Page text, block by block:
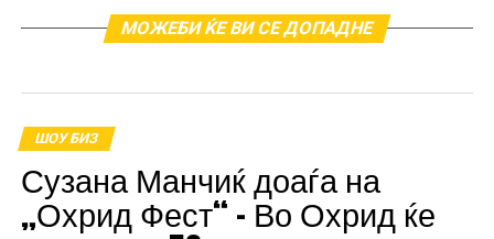
„Не можев да посакам
подобар подарок за
МОЖЕБИ ЌЕ ВИ СЕ ДОПАДНЕ
ШОУ БИЗ
Сузана Манчиќ доаѓа на
„Охрид Фест“ – Во Охрид ќе